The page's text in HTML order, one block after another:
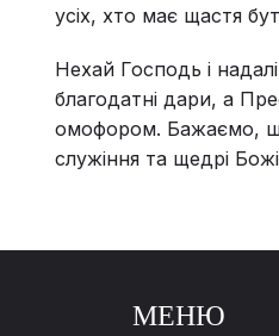
усіх, хто має щастя
Нехай Господь і
благодатні дари, а
омофором. Бажаємо,
служіння та щедрі Божі
МЕНЮ